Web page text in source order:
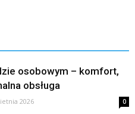
osobowym – komfort,
obsługa
2026 0